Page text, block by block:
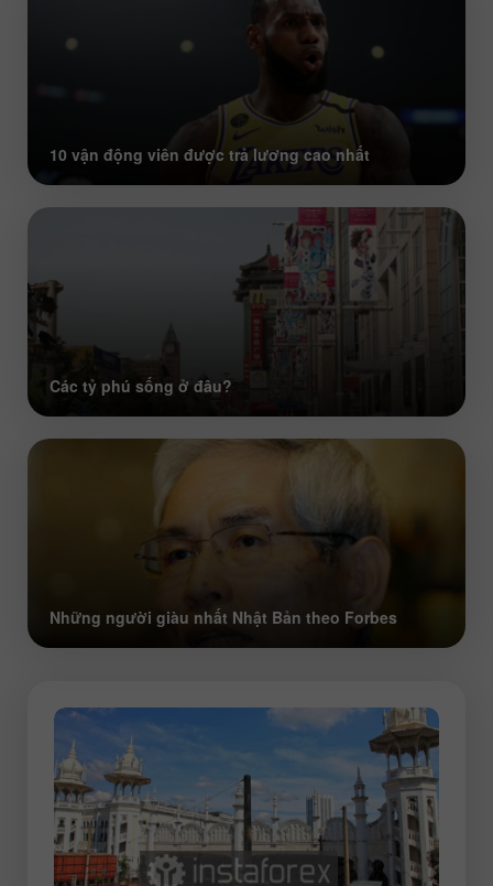
10 vận động viên được trả lương cao nhất
Các tỷ phú sống ở đâu?
Những người giàu nhất Nhật Bản theo Forbes